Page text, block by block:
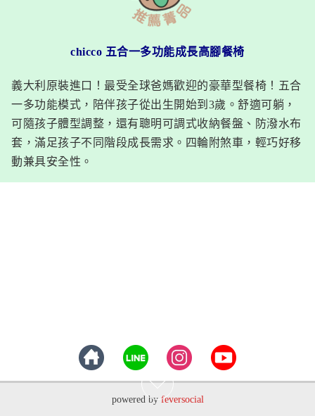
chicco 五合一多功能成長高腳餐椅
義大利原裝進口！最受全球爸媽歡迎的豪華型餐椅！五合
一多功能模式，陪伴孩子從出生開始到3歲。舒適可躺，
可隨孩子體型調整，還有聰明可調式收納餐盤、防潑水布
套，滿足孩子不同階段成長需求。四輪附煞車，輕巧好移
動兼具安全性。
powered by feversocial